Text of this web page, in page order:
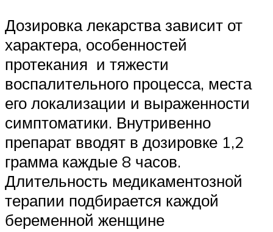
Дозировка лекарства зависит от
характера, особенностей
протекания и тяжести
воспалительного процесса, места
его локализации и выраженности
симптоматики. Внутривенно
препарат вводят в дозировке 1,2
грамма каждые 8 часов.
Длительность медикаментозной
терапии подбирается каждой
беременной женщине